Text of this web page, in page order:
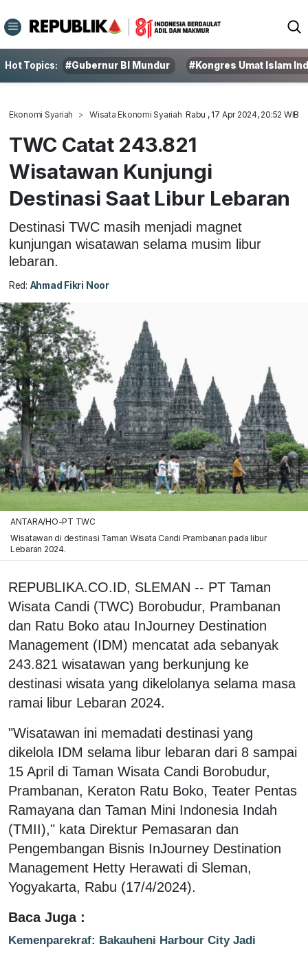
Hot Topics: #Gubernur BI Mundur #Kongres Umat Islam
Ekonomi Syariah Wisata Ekonomi Syariah Rabu , 17 Apr 2024, 20:52 WIB
TWC Catat 243.821
Wisatawan Kunjungi
Destinasi Saat Libur Lebaran
Destinasi TWC masih menjadi magnet
kunjungan wisatawan selama musim libur
lebaran.
Red: Ahmad Fikri Noor
ANTARA/HO-PT TWC
Wisatawan di destinasi Taman Wisata Candi Prambanan pada libur
Lebaran 2024.
REPUBLIKA.CO.ID, SLEMAN -- PT Taman
Wisata Candi (TWC) Borobudur, Prambanan
dan Ratu Boko atau InJourney Destination
Management (IDM) mencatat ada sebanyak
243.821 wisatawan yang berkunjung ke
destinasi wisata yang dikelolanya selama masa
ramai libur Lebaran 2024.
"Wisatawan ini memadati destinasi yang
dikelola IDM selama libur lebaran dari 8 sampai
15 April di Taman Wisata Candi Borobudur,
Prambanan, Keraton Ratu Boko, Teater Pentas
Ramayana dan Taman Mini Indonesia Indah
(TMII)," kata Direktur Pemasaran dan
Pengembangan Bisnis InJourney Destination
Management Hetty Herawati di Sleman,
Yogyakarta, Rabu (17/4/2024).
Baca Juga :
Kemenparekraf: Bakauheni Harbour City Jadi